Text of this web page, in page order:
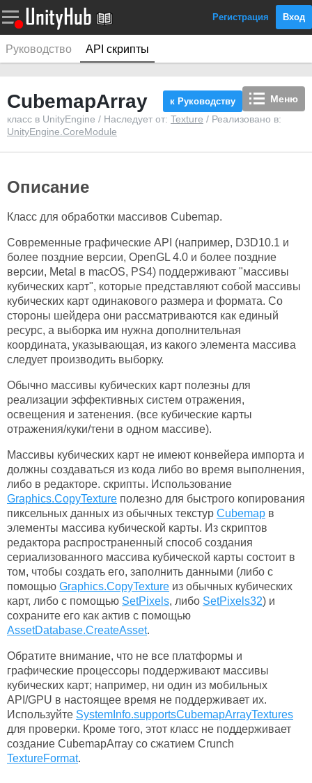
Регистрация Вход
Руководство API скрипты
Меню
к Руководству
CubemapArray
класс в UnityEngine / Наследует от: Texture / Реализовано в:
UnityEngine.CoreModule
Описание
Класс для обработки массивов Cubemap.
Современные графические API (например, D3D10.1 и
более поздние версии, OpenGL 4.0 и более поздние
версии, Metal в macOS, PS4) поддерживают "массивы
кубических карт", которые представляют собой массивы
кубических карт одинакового размера и формата. Со
стороны шейдера они рассматриваются как единый
ресурс, а выборка им нужна дополнительная
координата, указывающая, из какого элемента массива
следует производить выборку.
Обычно массивы кубических карт полезны для
реализации эффективных систем отражения,
освещения и затенения. (все кубические карты
отражения/куки/тени в одном массиве).
Массивы кубических карт не имеют конвейера импорта и
должны создаваться из кода либо во время выполнения,
либо в редакторе. скрипты. Использование
Graphics.CopyTexture полезно для быстрого копирования
пиксельных данных из обычных текстур Cubemap в
элементы массива кубической карты. Из скриптов
редактора распространенный способ создания
сериализованного массива кубической карты состоит в
том, чтобы создать его, заполнить данными (либо с
помощью Graphics.CopyTexture из обычных кубических
карт, либо с помощью SetPixels, либо SetPixels32) и
сохраните его как актив с помощью
AssetDatabase.CreateAsset.
Обратите внимание, что не все платформы и
графические процессоры поддерживают массивы
кубических карт; например, ни один из мобильных
API/GPU в настоящее время не поддерживает их.
Используйте SystemInfo.supportsCubemapArrayTextures
для проверки. Кроме того, этот класс не поддерживает
создание CubemapArray со сжатием Crunch
TextureFormat.